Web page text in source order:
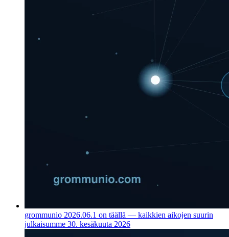
grommunio 2026.06.1 on täällä — kaikkien aikojen suurin
julkaisumme 30. kesäkuuta 2026